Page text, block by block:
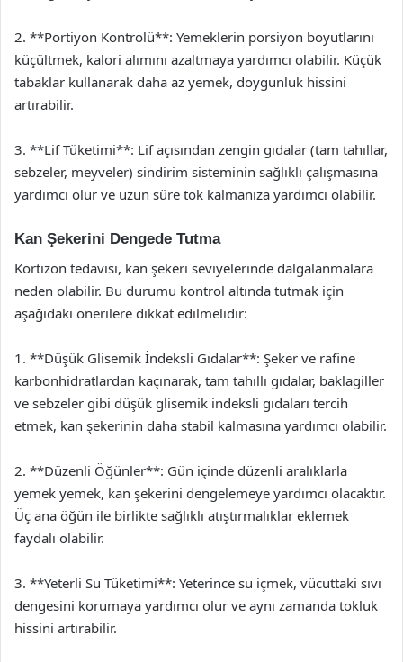
2. **Portiyon Kontrolü**: Yemeklerin porsiyon boyutlarını
küçültmek, kalori alımını azaltmaya yardımcı olabilir. Küçük
tabaklar kullanarak daha az yemek, doygunluk hissini
artırabilir.
3. **Lif Tüketimi**: Lif açısından zengin gıdalar (tam tahıllar,
sebzeler, meyveler) sindirim sisteminin sağlıklı çalışmasına
yardımcı olur ve uzun süre tok kalmanıza yardımcı olabilir.
Kan Şekerini Dengede Tutma
Kortizon tedavisi, kan şekeri seviyelerinde dalgalanmalara
neden olabilir. Bu durumu kontrol altında tutmak için
aşağıdaki önerilere dikkat edilmelidir:
1. **Düşük Glisemik İndeksli Gıdalar**: Şeker ve rafine
karbonhidratlardan kaçınarak, tam tahıllı gıdalar, baklagiller
ve sebzeler gibi düşük glisemik indeksli gıdaları tercih
etmek, kan şekerinin daha stabil kalmasına yardımcı olabilir.
2. **Düzenli Öğünler**: Gün içinde düzenli aralıklarla
yemek yemek, kan şekerini dengelemeye yardımcı olacaktır.
Üç ana öğün ile birlikte sağlıklı atıştırmalıklar eklemek
faydalı olabilir.
3. **Yeterli Su Tüketimi**: Yeterince su içmek, vücuttaki sıvı
dengesini korumaya yardımcı olur ve aynı zamanda tokluk
hissini artırabilir.